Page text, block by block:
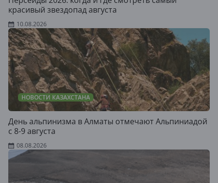
красивый звездопад августа
10.08.2026
НОВОСТИ КАЗАХСТАНА
День альпинизма в Алматы отмечают Альпиниадой
с 8-9 августа
08.08.2026